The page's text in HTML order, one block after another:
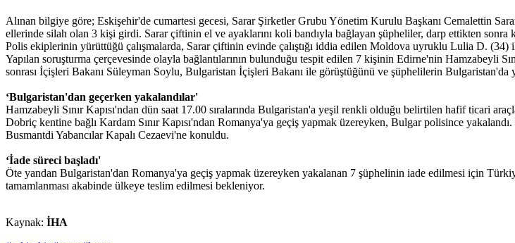
Alınan bilgiye göre; Eskişehir'de cumartesi gecesi, Sarar Şirketler Grubu Yönetim Kurulu Başkanı Cemalettin
ellerinde silah olan 3 kişi girdi. Sarar çiftinin el ve ayaklarını koli bandıyla bağlayan şüpheliler, darp ettikten
Polis ekiplerinin yürüttüğü çalışmalarda, Sarar çiftinin evinde çalıştığı iddia edilen Moldova uyruklu Lulia D. (34)
Yapılan soruşturma çerçevesinde olayla bağlantılarının bulunduğu tespit edilen 7 kişinin Edirne'nin Hamzabeyli
sonrası İçişleri Bakanı Süleyman Soylu, Bulgaristan İçişleri Bakanı ile görüştüğünü ve şüphelilerin Bulgaristan'da
‘Bulgaristan'dan geçerken yakalandılar'
Hamzabeyli Sınır Kapısı'ndan dün saat 17.00 sıralarında Bulgaristan'a yeşil renkli olduğu belirtilen hafif ticari
Dobriç kentine bağlı Kardam Sınır Kapısı'ndan Romanya'ya geçiş yapmak üzereyken, Bulgar polisince
Busmantdi Yabancılar Kapalı Cezaevi'ne konuldu.
‘İade süreci başladı'
Öte yandan Bulgaristan'dan Romanya'ya geçiş yapmak üzereyken yakalanan 7 şüphelinin iade edilmesi için
tamamlanması akabinde ülkeye teslim edilmesi bekleniyor.
Kaynak: İHA